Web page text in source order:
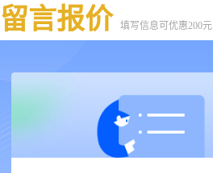
留言报价 填写信息可优惠200元